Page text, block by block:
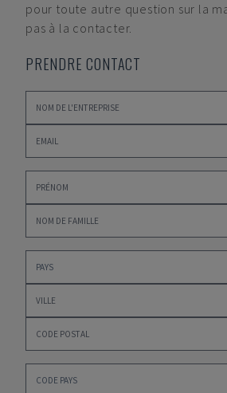
pour toute autre question sur la
pas à la contacter.
PRENDRE CONTACT